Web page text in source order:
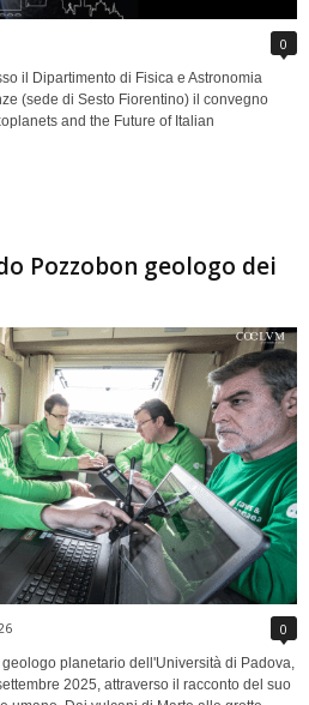
0
il Dipartimento di Fisica e Astronomia
(sede di Sesto Fiorentino) il convegno
and the Future of Italian
Pozzobon geologo dei
0
planetario dell'Università di Padova,
2025, attraverso il racconto del suo